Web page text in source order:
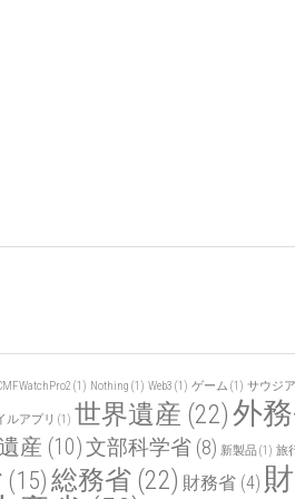
(1) Nothing (1) Web3 (1) ゲーム (1) サウジ
ルアプリ (1) 世界遺産 (22)外
産 (10)文部科学省(8) 新製品(1) 旅
(15) 総務省(22) 財務省(4)